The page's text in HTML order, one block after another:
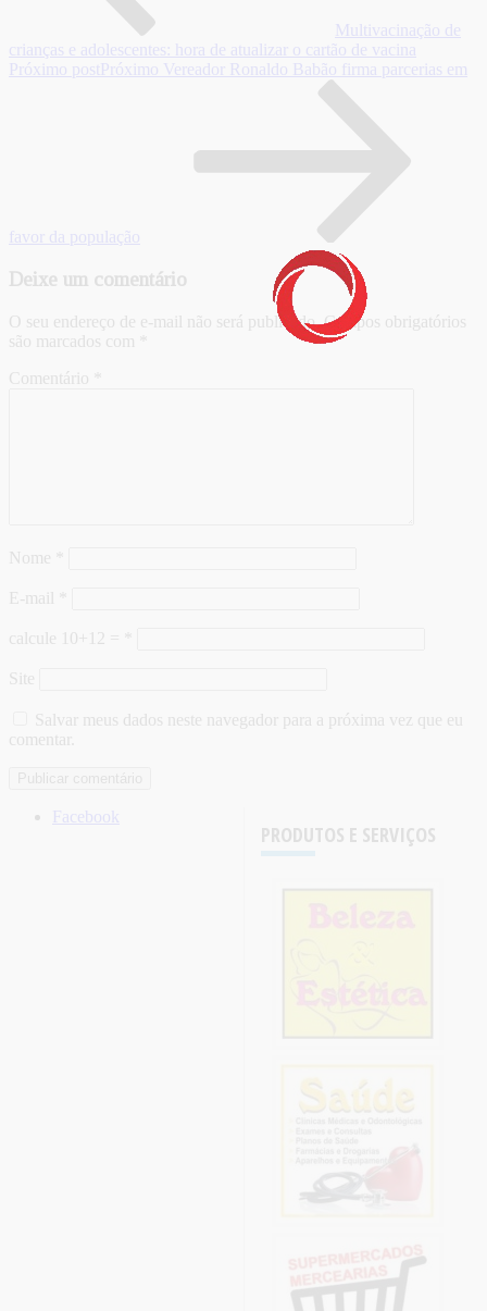
Multivacinação de
crianças e adolescentes: hora de atualizar o cartão de vacina
Próximo post Próximo Vereador Ronaldo Babão firma parcerias em
favor da população
Deixe um comentário
O seu endereço de e-mail não será publicado. Campos obrigatórios
são marcados com
Comentário
Nome
E-mail
calcule 10+12 =
Site
Salvar meus dados neste navegador para a próxima vez que eu
comentar.
PRODUTOS E SERVIÇOS
Facebook